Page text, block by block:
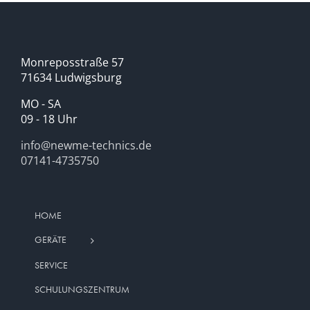
Monreposstraße 57
71634 Ludwigsburg
MO - SA
09 - 18 Uhr
info@newme-technics.de
07141-4735750
HOME
GERÄTE
SERVICE
SCHULUNGSZENTRUM